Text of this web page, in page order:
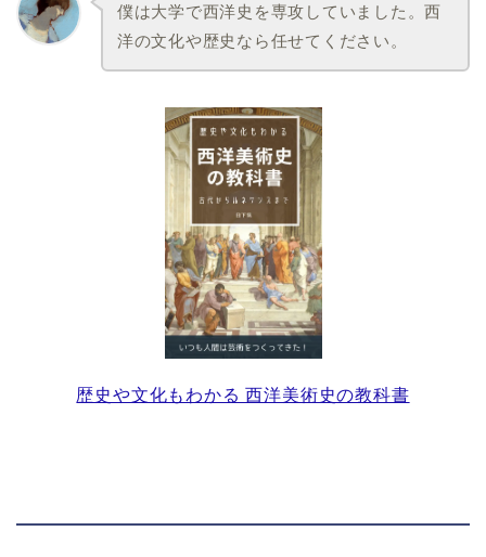
僕は大学で西洋史を専攻していました。西
洋の文化や歴史なら任せてください。
歴史や文化もわかる 西洋美術史の教科書